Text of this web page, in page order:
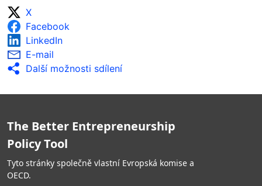
X
Facebook
LinkedIn
E-mail
Další možnosti sdílení
The Better Entrepreneurship
Policy Tool
Tyto stránky společně vlastní Evropská komise a
OECD.